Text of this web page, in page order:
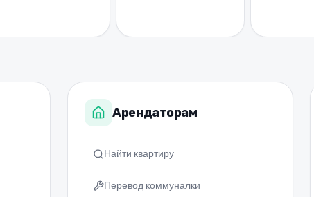
Арендаторам
Найти квартиру
Перевод коммуналки